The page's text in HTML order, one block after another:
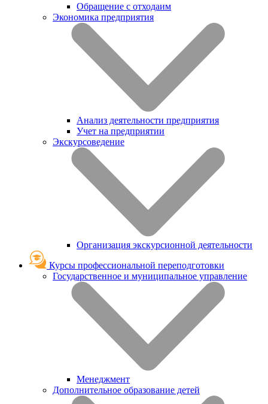
Обращение с отходаим
Экономика предприятия
Анализ деятельности предприятия
Учет на предприятии
Экскурсоведение
Организация экскурсионной деятельности
Курсы профессиональной переподготовки
Государственное и муниципальное управление
Менеджмент
Дополнительное образование детей